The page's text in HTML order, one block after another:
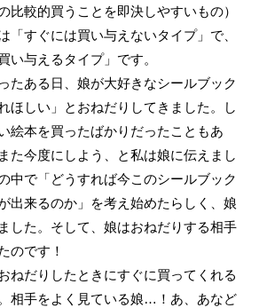
比較的買うことを即決しやすいもの）
「すぐには買い与えないタイプ」で、
い与えるタイプ」です。
たある日、娘が大好きなシールブック
ほしい」とおねだりしてきました。し
絵本を買ったばかりだったこともあ
た今度にしよう、と私は娘に伝えまし
中で「どうすれば今このシールブック
出来るのか」を考え始めたらしく、娘
した。そして、娘はおねだりする相手
のです！
ねだりしたときにすぐに買ってくれる
相手をよく見ている娘…！あ、あなど